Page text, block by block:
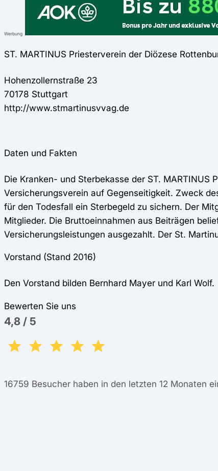
Werbung
ST. MARTINUS Priesterverein der Diözese
Hohenzollernstraße 23
70178 Stuttgart
http://www.stmartinusvvag.de
Daten und Fakten
Die Kranken- und Sterbekasse der ST.
Versicherungsverein auf Gegenseitigkeit. Zweck
für den Todesfall ein Sterbegeld zu sichern. Der
Mitglieder. Die Bruttoeinnahmen aus Beiträgen
Versicherungsleistungen ausgezahlt. Der St.
Vorstand (Stand 2016)
Den Vorstand bilden Bernhard Mayer und Karl Wolf.
Bewerten Sie uns
4,8 / 5
16759 Besucher haben in den letzten 12 Monaten